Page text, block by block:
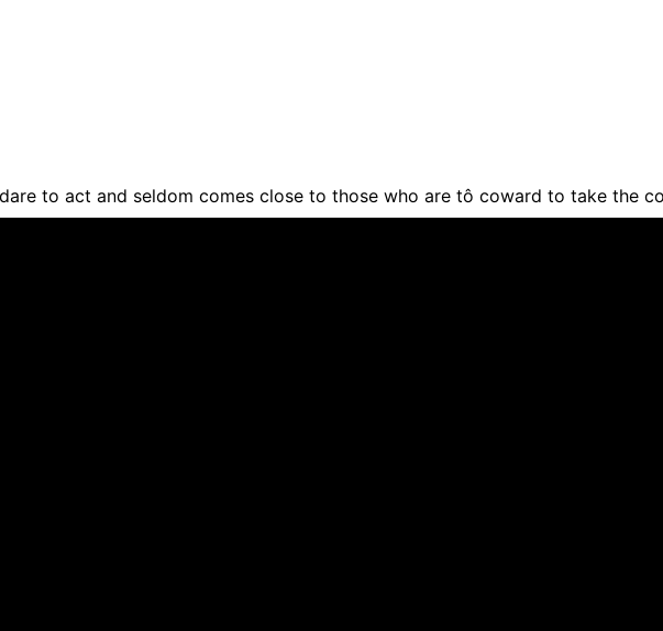
to act and seldom comes close to those who are tô coward to take the